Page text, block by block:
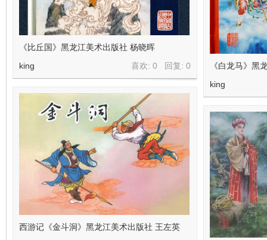
《比丘国》黑龙江美术出版社 杨晓晖
喜欢: 0 回复: 0
king
《白龙马》黑
king
西游记《金斗洞》黑龙江美术出版社 王左英